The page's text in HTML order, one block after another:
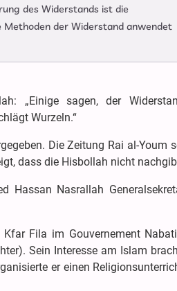
des Widerstands ist die
der Widerstand anwendet
„Einige sagen, der
Wurzeln.“
Die Zeitung Rai al-Youm
dass die Hisbollah nicht
Hassan Nasrallah
Fila im Gouvernement
Sein Interesse am Islam
er einen